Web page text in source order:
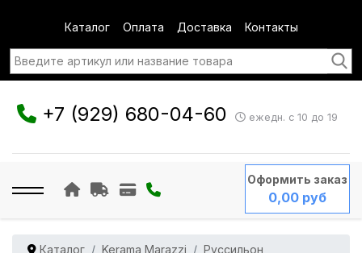
Каталог Оплата Доставка Контакты
+7 (929) 680-04-60 ежедн. с 10 до 19
Оформить заказ
0,00 руб
Каталог Kerama Marazzi
Руссильон